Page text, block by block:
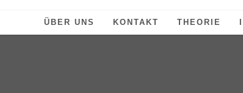
springen
ÜBER UNS KONTAKT THEORIE